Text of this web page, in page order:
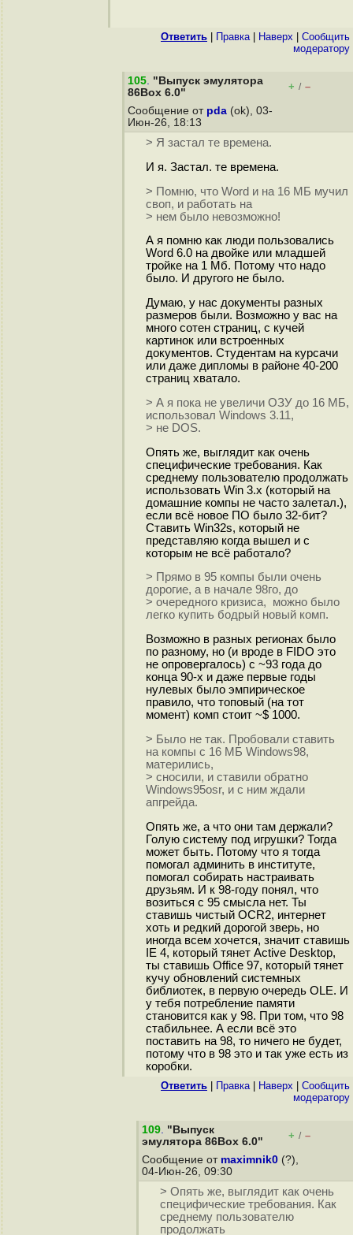
Ответить Правка| Наверх
Cообщить
модератору
105. "Выпуск эмулятора
86Box 6.0"
+ / –
Сообщение от pda (ok), 03-
Июн-26, 18:13
> Я застал те времена.
И я. Застал. те времена.
> Помню, что Word и на 16 МБ мучил
своп, и работать на
> нем было невозможно!
А я помню как люди пользовались
Word 6.0 на двойке или младшей
тройке на 1 Мб. Потому что надо
было. И другого не было.
Думаю, у нас документы разных
размеров были. Возможно у вас на
много сотен страниц, с кучей
картинок или встроенных
документов. Студентам на курсачи
или даже дипломы в районе 40-200
страниц хватало.
> А я пока не увеличи ОЗУ до 16 МБ,
использовал Windows 3.11,
> не DOS.
Опять же, выглядит как очень
специфические требования. Как
среднему пользователю продолжать
использовать Win 3.x (который на
домашние компы не часто залетал.),
если всё новое ПО было 32-бит?
Ставить Win32s, который не
представляю когда вышел и с
которым не всё работало?
> Прямо в 95 компы были очень
дорогие, а в начале 98го, до
> очередного кризиса, можно было
легко купить бодрый новый комп.
Возможно в разных регионах было
по разному, но (и вроде в FIDO это
не опровергалось) с ~93 года до
конца 90-х и даже первые годы
нулевых было эмпирическое
правило, что топовый (на тот
момент) комп стоит ~$ 1000.
> Было не так. Пробовали ставить
на компы с 16 МБ Windows98,
матерились,
> сносили, и ставили обратно
Windows95osr, и с ним ждали
апгрейда.
Опять же, а что они там держали?
Голую систему под игрушки? Тогда
может быть. Потому что я тогда
помогал админить в институте,
помогал собирать настраивать
друзьям. И к 98-году понял, что
возиться с 95 смысла нет. Ты
ставишь чистый OCR2, интернет
хоть и редкий дорогой зверь, но
иногда всем хочется, значит ставишь
IE 4, который тянет Active Desktop,
ты ставишь Office 97, который тянет
кучу обновлений системных
библиотек, в первую очередь OLE. И
у тебя потребление памяти
становится как у 98. При том, что 98
стабильнее. А если всё это
поставить на 98, то ничего не будет,
потому что в 98 это и так уже есть из
коробки.
Ответить Правка| Наверх
Cообщить
модератору
109. "Выпуск
эмулятора 86Box 6.0"
+ / –
Сообщение от maximnik0 (?),
04-Июн-26, 09:30
> Опять же, выглядит как очень
специфические требования. Как
среднему пользователю
продолжать